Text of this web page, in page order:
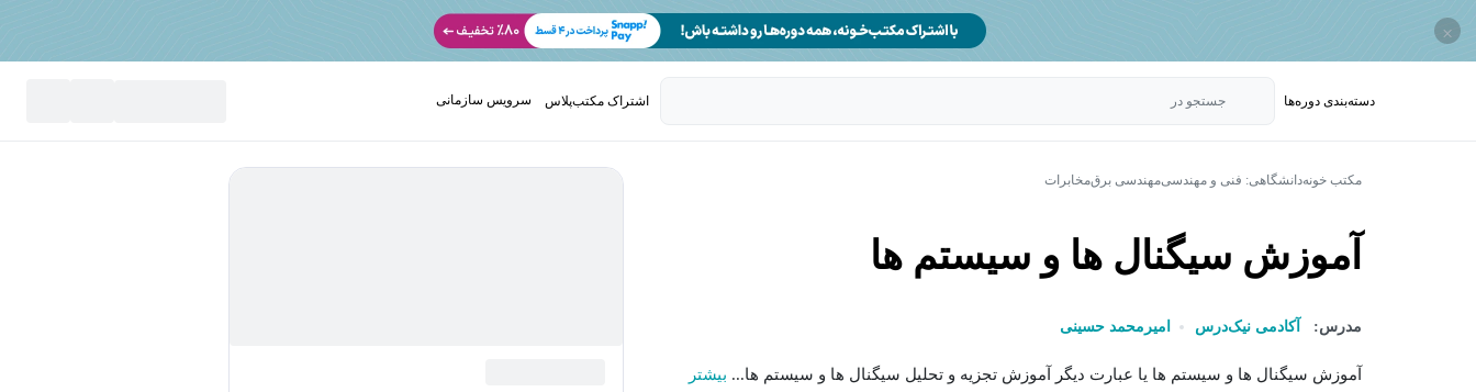
×
دسته‌بندی‌ دوره‌ها جستجو در اشتراک مکتب‌پلاس سرویس سازمانی
مکتب خونهدانشگاهی: فنی و مهندسیمهندسی برقمخابرات
آموزش سیگنال ها و سیستم ها
مدرس: آکادمی نیک‌درس امیرمحمد حسینی
آموزش سیگنال ها و سیستم ها یا عبارت دیگر آموزش تجزیه و تحلیل سیگنال ها و سیستم ها... بیشتر